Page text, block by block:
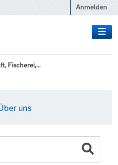
Anmelden
Fischerei,...
uns